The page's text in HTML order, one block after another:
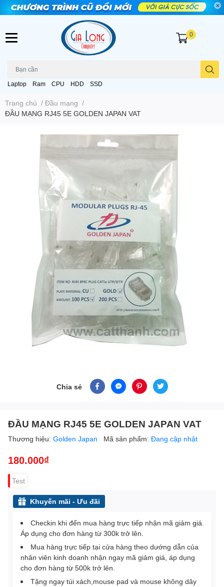
Laptop Ram CPU HDD SSD
0
Trang chủ / Đầu mạng /
ĐẦU MẠNG RJ45 5E GOLDEN JAPAN VAT
Chia sẻ
ĐẦU MẠNG RJ45 5E GOLDEN JAPAN VAT
Thương hiệu: Golden Japan Mã sản phẩm: Đang cập nhật
180.000₫
Test
Khuyến mãi - Ưu đãi
Checkin khi đến mua hàng trực tiếp nhận mã giảm giá.
Áp dụng cho đơn hàng từ 300k trở lên.
Mua hàng trực tiếp tại cửa hàng theo dướng dẫn của
nhân viên kinh doanh nhận ngay mã giảm giá, áp dụng
cho đơn hàng từ 500k trở lên.
Tặng ngay túi xách,mouse pad và mouse không dây